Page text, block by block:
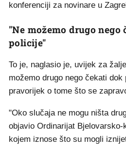
konferenciji za novinare u
"Ne možemo drugo
policije"
To je, naglasio je, uvijek za
možemo drugo nego čekati dok
pravorijek o tome što se
"Oko slučaja ne mogu ništa
objavio Ordinarijat
kojem iznose što su mogli